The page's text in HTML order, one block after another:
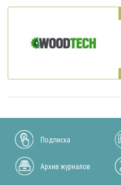
Подписка
Архив журналов